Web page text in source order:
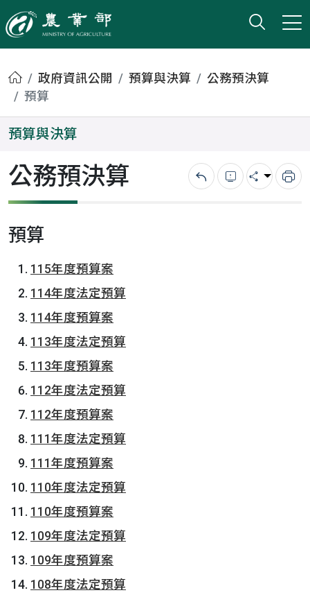
農業部
打開
小版
首頁政府資訊公開 預算與決算
公務預決算
預算
預算與決算
公務預決算 回上一頁錯誤回報
分享 列
預算
115年度預算案
114年度法定預算
114年度預算案
113年度法定預算
113年度預算案
112年度法定預算
112年度預算案
111年度法定預算
111年度預算案
110年度法定預算
110年度預算案
109年度法定預算
109年度預算案
108年度法定預算